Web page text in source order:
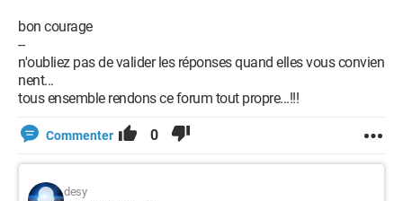
bon courage
--
n'oubliez pas de valider les réponses quand elles vous convien
nent...
tous ensemble rendons ce forum tout propre...!!!
Commenter 0
desy